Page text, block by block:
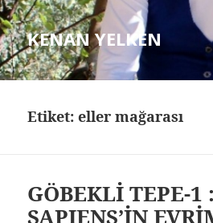
KENAN YELKEN
Etiket: eller mağarası
GÖBEKLİ TEPE-1
SAPIENS’İN